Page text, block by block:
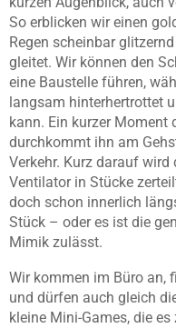
So erblicken wir einen
Regen scheinbar
gleitet. Wir können den
eine Baustelle führen,
langsam hinterhertrottet
kann. Ein kurzer Moment
durchkommt ihn am
Verkehr. Kurz darauf
Ventilator in Stücke
doch schon innerlich
Stück – oder es ist die
Mimik zulässt.
Wir kommen im Büro an,
und dürfen auch gleich
kleine Mini-Games, die